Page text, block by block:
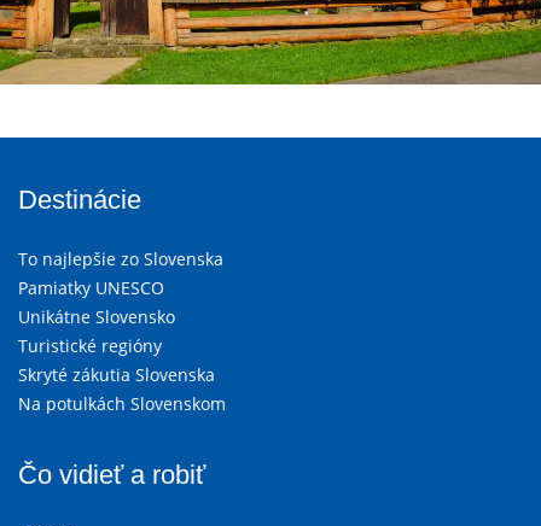
Destinácie
To najlepšie zo Slovenska
Pamiatky UNESCO
Unikátne Slovensko
Turistické regióny
Skryté zákutia Slovenska
Na potulkách Slovenskom
Čo vidieť a robiť